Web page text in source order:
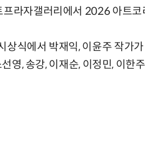
라자갤러리에서 2026 아트
상식에서 박재익, 이윤주 작가
영, 송강, 이재순, 이정민, 이한